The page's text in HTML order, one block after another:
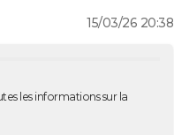
15/03/26 20:38
les informations sur la